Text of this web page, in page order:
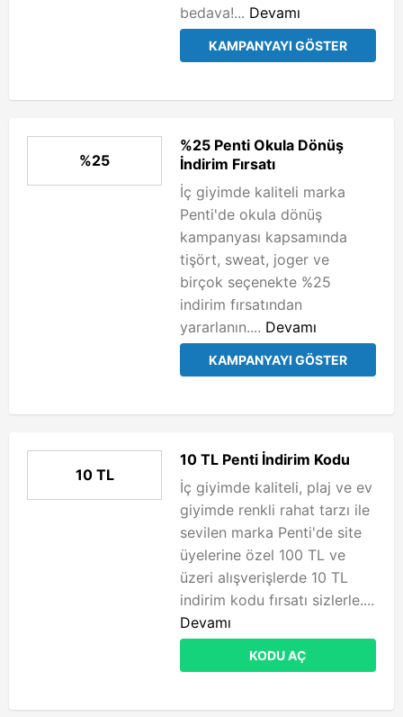
bedava!... Devamı
KAMPANYAYI GÖSTER
%25
%25 Penti Okula Dönüş
İndirim Fırsatı
İç giyimde kaliteli marka
Penti'de okula dönüş
kampanyası kapsamında
tişört, sweat, joger ve
birçok seçenekte %25
indirim fırsatından
yararlanın.... Devamı
KAMPANYAYI GÖSTER
10 TL
10 TL Penti İndirim Kodu
İç giyimde kaliteli, plaj ve ev
giyimde renkli rahat tarzı ile
sevilen marka Penti'de site
üyelerine özel 100 TL ve
üzeri alışverişlerde 10 TL
indirim kodu fırsatı sizlerle....
Devamı
KODU AÇ